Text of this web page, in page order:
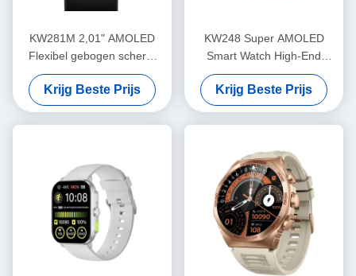
KW281M 2,01" AMOLED
Flexibel gebogen scherm
Smart Watch PVD Metalen
frame
Krijg Beste Prijs
KW248 Super AMOLED
Smart Watch High-End
Multifunctionele BT Belmodel
Krijg Beste Prijs